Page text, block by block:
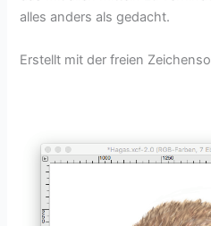
alles anders als gedacht.
Erstellt mit der freien